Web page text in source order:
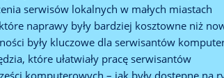
serwisów lokalnych w małych miastach
naprawy były bardziej kosztowne niż
były kluczowe dla serwisantów
które ułatwiały pracę serwisantów
komputerowych – jak były dostępne na